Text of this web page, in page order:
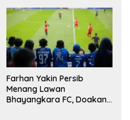
Farhan Yakin Persib
Menang Lawan
Bhayangkara FC, Doakan